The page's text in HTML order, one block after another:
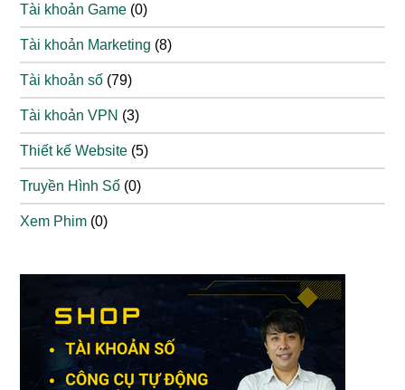
Tài khoản Game (0)
Tài khoản Marketing (8)
Tài khoản số (79)
Tài khoản VPN (3)
Thiết kế Website (5)
Truyền Hình Số (0)
Xem Phim (0)